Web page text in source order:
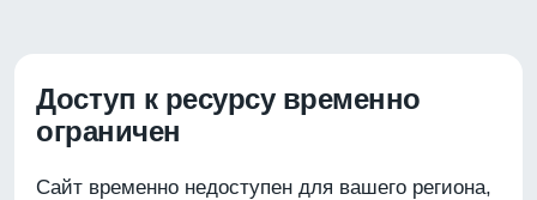
Доступ к ресурсу временно
ограничен
Сайт временно недоступен для вашего региона,